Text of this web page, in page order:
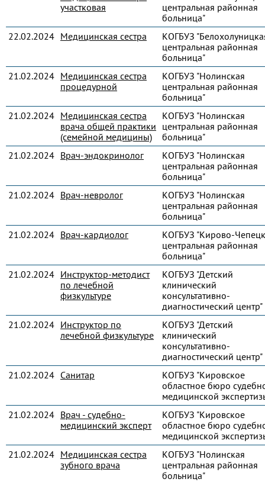
участковая
центральная районная
больница"
22.02.2024 Медицинская сестра
КОГБУЗ
центральная районная
больница"
21.02.2024 Медицинская сестра
процедурной
КОГБУЗ "Нолинская
центральная районная
больница"
21.02.2024 Медицинская сестра
врача общей практики
(семейной медицины)
КОГБУЗ "Нолинская
центральная районная
больница"
21.02.2024 Врач-эндокринолог
КОГБУЗ "Нолинская
центральная районная
больница"
21.02.2024 Врач-невролог
КОГБУЗ "Нолинская
центральная районная
больница"
21.02.2024 Врач-кардиолог
КОГБУЗ "Кирово-
центральная районная
больница"
21.02.2024 Инструктор-методист
по лечебной
физкультуре
КОГБУЗ "Детский
клинический
консультативно-
диагностический центр"
21.02.2024 Инструктор по
лечебной физкультуре
КОГБУЗ "Детский
клинический
консультативно-
диагностический центр"
21.02.2024 Санитар
КОГБУЗ "Кировское
областное бюро
медицинской
21.02.2024 Врач - судебно-
медицинский эксперт
КОГБУЗ "Кировское
областное бюро
медицинской
21.02.2024 Медицинская сестра
зубного врача
КОГБУЗ "Нолинская
центральная районная
больница"